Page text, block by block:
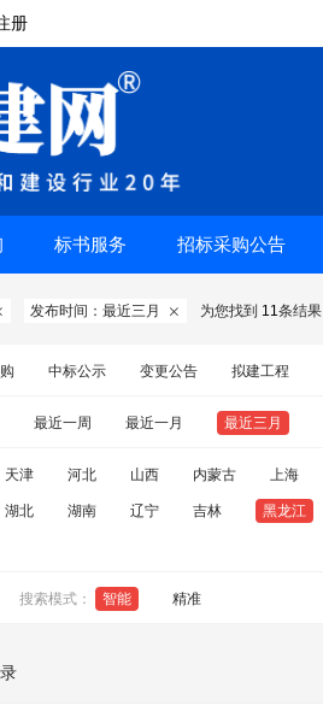
册
标书服务 招标采购公告
发布时间：最近三月  为您找到 11条结果
中标公示 变更公告 拟建工程
最近一周 最近一月 最近三月
天津 河北 山西 内蒙古 上海
湖北 湖南 辽宁 吉林 黑龙江
搜索模式： 智能 精准